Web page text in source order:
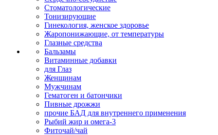
Стоматологические
Тонизирующие
Гинекология, женское здоровье
Жаропонижающие, от температуры
Глазные средства
Бальзамы
Витаминные добавки
для Глаз
Женщинам
Мужчинам
Гематоген и батончики
Пивные дрожжи
прочие БАД для внутреннего применения
Рыбий жир и омега-3
Фиточай/чай